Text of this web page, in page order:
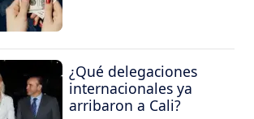
¿Qué delegaciones
internacionales ya
arribaron a Cali?